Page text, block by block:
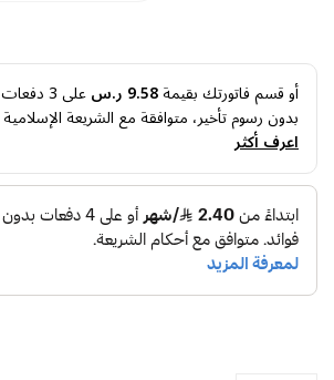
أو قسم فاتورتك بقيمة9.58 ر.س على3دفعات
بدون رسوم تأخير، متوافقة مع الشريعة الإسلامية
اعرف أكثر